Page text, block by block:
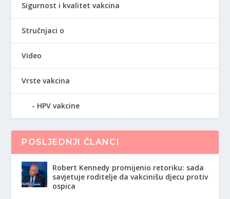
Sigurnost i kvalitet vakcina
Stručnjaci o
Video
Vrste vakcina
HPV vakcine
POSLJEDNJI ČLANCI
Robert Kennedy promijenio retoriku: sada
savjetuje roditelje da vakcinišu djecu protiv
ospica